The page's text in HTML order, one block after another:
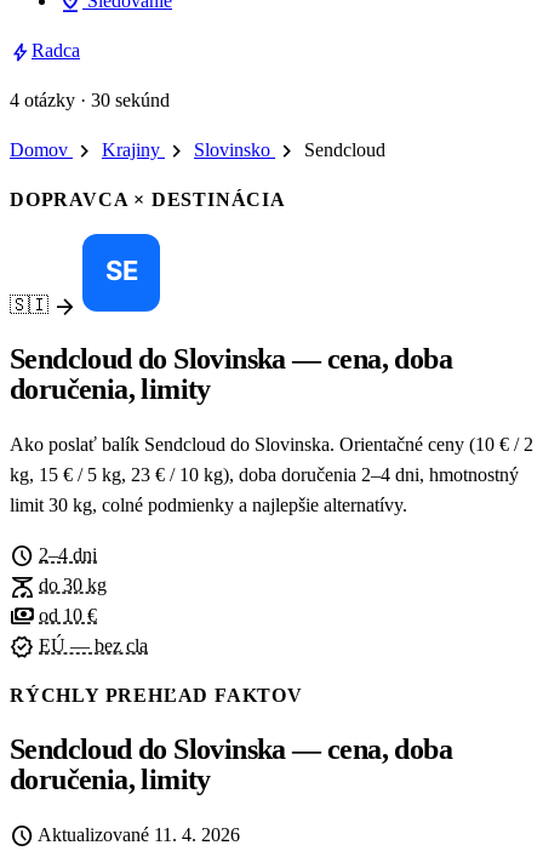
boltRadca
4 otázky · 30 sekúnd
Domov chevron_right Krajiny chevron_right Slovinsko chevron_right Sendcloud
DOPRAVCA × DESTINÁCIA
🇸🇮 arrow_forward
Sendcloud do Slovinska — cena, doba
doručenia, limity
Ako poslať balík Sendcloud do Slovinska. Orientačné ceny (10 € / 2
kg, 15 € / 5 kg, 23 € / 10 kg), doba doručenia 2–4 dni, hmotnostný
limit 30 kg, colné podmienky a najlepšie alternatívy.
schedule 2–4 dni
scale do 30 kg
payments od 10 €
verified EÚ — bez cla
RÝCHLY PREHĽAD FAKTOV
Sendcloud do Slovinska — cena, doba
doručenia, limity
schedule Aktualizované 11. 4. 2026